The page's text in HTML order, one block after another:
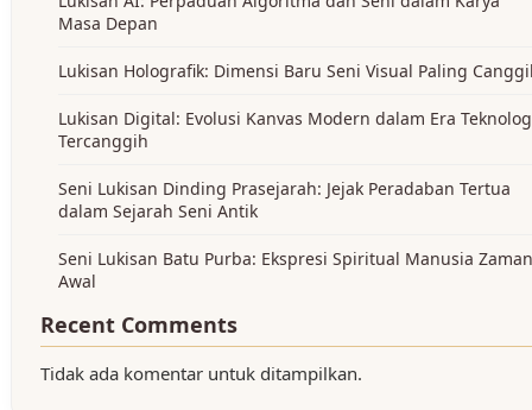
Masa Depan
Lukisan Holografik: Dimensi Baru Seni Visual Paling
Lukisan Digital: Evolusi Kanvas Modern dalam Era
Tercanggih
Seni Lukisan Dinding Prasejarah: Jejak Peradaban Tertua
dalam Sejarah Seni Antik
Seni Lukisan Batu Purba: Ekspresi Spiritual Manusia Zaman
Awal
Recent Comments
Tidak ada komentar untuk ditampilkan.